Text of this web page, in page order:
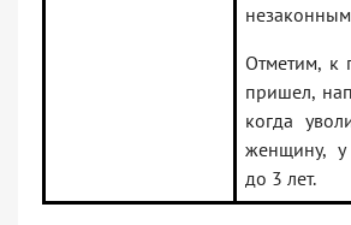
Отметим, к
пришел,
когда
женщину,
до 3 лет.